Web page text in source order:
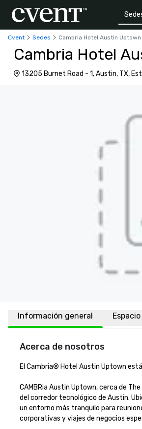
Cvent Sedes Cambria Hotel Austin
Cambria Hotel
13205 Burnet Road - 1, Austin, TX,
Información general
Acerca de nosotros
El Cambria® Hotel Austin Uptown
CAMBRia Austin Uptown, cerca de
del corredor tecnológico de Austin.
un entorno más tranquilo para
corporativas y viajes de negocios